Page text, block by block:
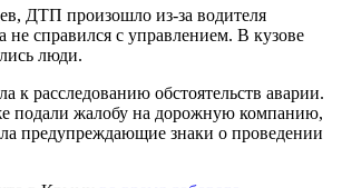
ДТП произошло из-за водителя
не справился с управлением. В кузове
люди.
к расследованию обстоятельств аварии.
подали жалобу на дорожную компанию,
предупреждающие знаки о проведении